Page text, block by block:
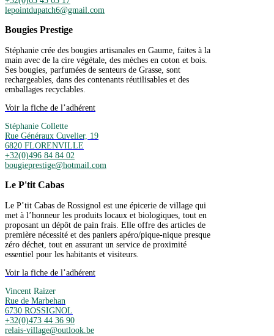
lepointdupatch6@gmail.com
Bougies Prestige
Stéphanie crée des bougies artisanales en Gaume, faites à la
main avec de la cire végétale, des mèches en coton et bois.
Ses bougies, parfumées de senteurs de Grasse, sont
rechargeables, dans des contenants réutilisables et des
emballages recyclables.
Voir la fiche de l’adhérent
Stéphanie Collette
Rue Généraux Cuvelier, 19
6820 FLORENVILLE
+32(0)496 84 84 02
bougieprestige@hotmail.com
Le P'tit Cabas
Le P’tit Cabas de Rossignol est une épicerie de village qui
met à l’honneur les produits locaux et biologiques, tout en
proposant un dépôt de pain frais. Elle offre des articles de
première nécessité et des paniers apéro/pique-nique presque
zéro déchet, tout en assurant un service de proximité
essentiel pour les habitants et visiteurs.
Voir la fiche de l’adhérent
Vincent Raizer
Rue de Marbehan
6730 ROSSIGNOL
+32(0)473 44 36 90
relais-village@outlook.be